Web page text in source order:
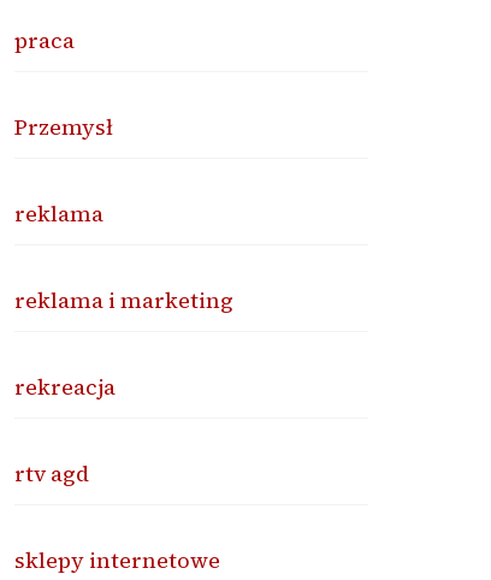
praca
Przemysł
reklama
reklama i marketing
rekreacja
rtv agd
sklepy internetowe